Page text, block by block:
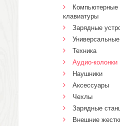
клавиатуры
Зарядные
Техника
Аудио-колонки
Наушники
Аксессуары
Чехлы
Зарядные
Внешние